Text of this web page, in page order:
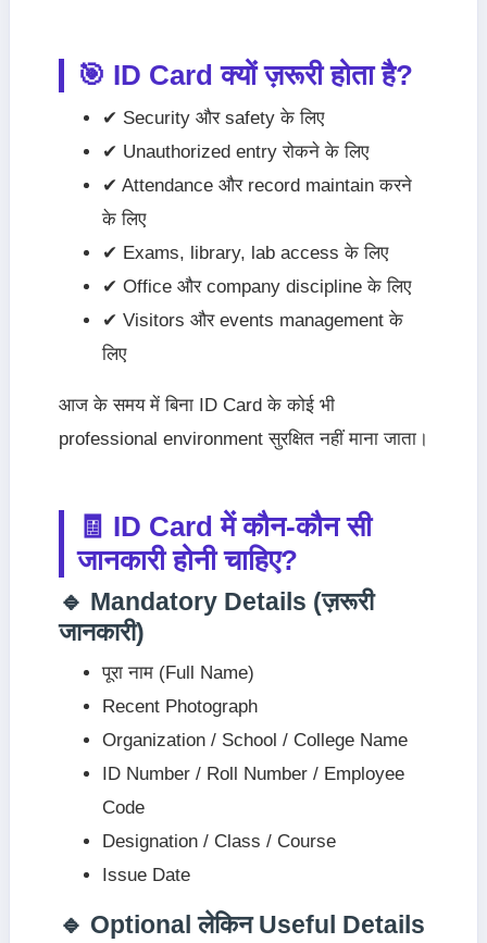
🎯 ID Card क्यों ज़रूरी होता है?
✔ Security और safety के लिए
✔ Unauthorized entry रोकने के लिए
✔ Attendance और record maintain करने
के लिए
✔ Exams, library, lab access के लिए
✔ Office और company discipline के लिए
✔ Visitors और events management के
लिए
आज के समय में बिना ID Card के कोई भी
professional environment सुरक्षित नहीं माना जाता।
🧾 ID Card में कौन-कौन सी
जानकारी होनी चाहिए?
🔹 Mandatory Details (ज़रूरी
जानकारी)
पूरा नाम (Full Name)
Recent Photograph
Organization / School / College Name
ID Number / Roll Number / Employee
Code
Designation / Class / Course
Issue Date
🔹 Optional लेकिन Useful Details